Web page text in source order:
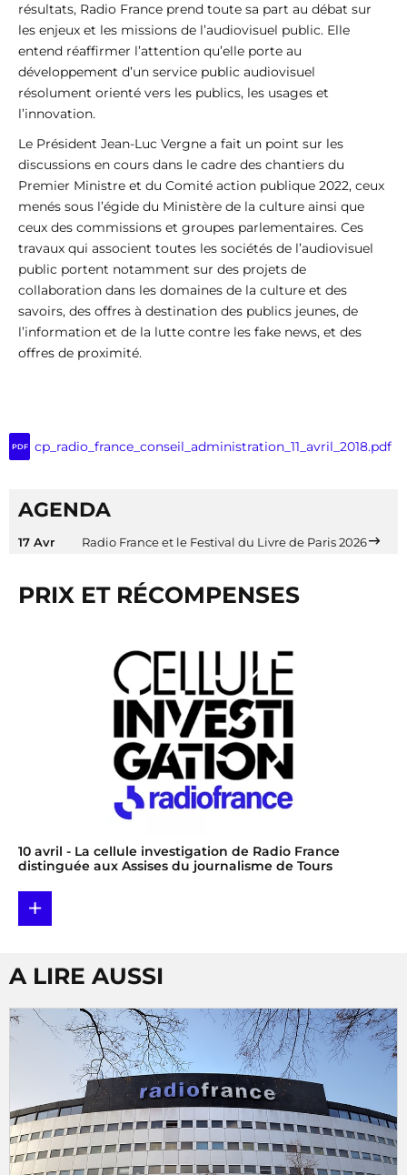
résultats, Radio France prend toute sa part au débat sur
les enjeux et les missions de l’audiovisuel public. Elle
entend réaffirmer l’attention qu’elle porte au
développement d’un service public audiovisuel
résolument orienté vers les publics, les usages et
l’innovation.
Le Président Jean-Luc Vergne a fait un point sur les
discussions en cours dans le cadre des chantiers du
Premier Ministre et du Comité action publique 2022, ceux
menés sous l’égide du Ministère de la culture ainsi que
ceux des commissions et groupes parlementaires. Ces
travaux qui associent toutes les sociétés de l’audiovisuel
public portent notamment sur des projets de
collaboration dans les domaines de la culture et des
savoirs, des offres à destination des publics jeunes, de
l’information et de la lutte contre les fake news, et des
offres de proximité.
PDF cp_radio_france_conseil_administration_11_avril_2018.pdf
AGENDA
17 Avr Radio France et le Festival du Livre de Paris 2026
PRIX ET RÉCOMPENSES
10 avril - La cellule investigation de Radio France
distinguée aux Assises du journalisme de Tours
+
A LIRE AUSSI